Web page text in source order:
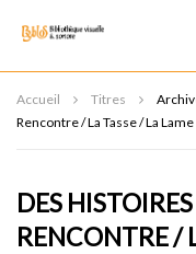
Accueil Titres
Rencontre / La Tasse / La
DES
RENCONTRE /